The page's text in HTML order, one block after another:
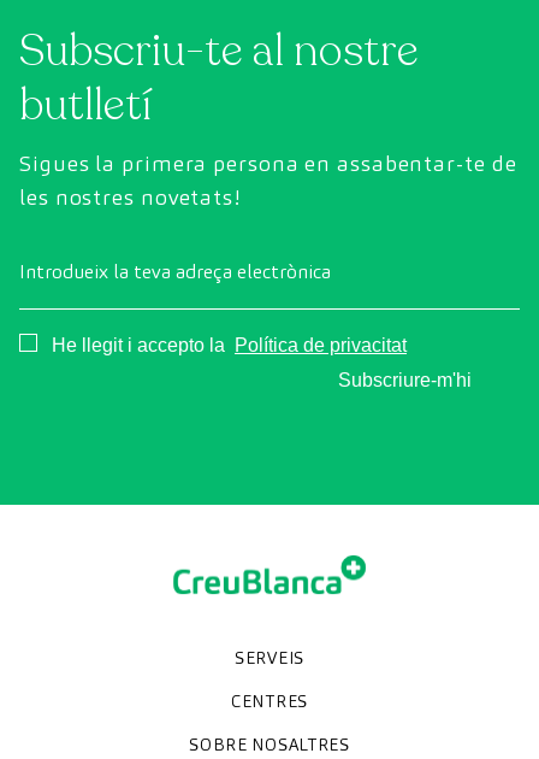
Subscriu-te al nostre
butlletí
Sigues la primera persona en assabentar-te de
les nostres novetats!
Introdueix la teva adreça electrònica
Consentimiento
He llegit i accepto la
Política de privacitat
Subscriure-m'hi
SERVEIS
Especialitats
Proves diagnòstiques
Revisions mèdiques
Unitats especialitzades
CENTRES
Clínica CreuBlanca
CreuBlanca Tarradellas
Diagnosis Médica
Hospital CreuBlanca Maresme
SOBRE NOSALTRES